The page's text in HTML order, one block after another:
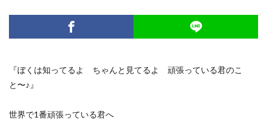
『ぼくは知ってるよ ちゃんと見てるよ 頑張っている君のこ
と〜♪』
世界で1番頑張っている君へ
プレオープン
ボディワーク
ヨガ ワークショップ
不調
個人セッション
内臓調整
動くレッスン